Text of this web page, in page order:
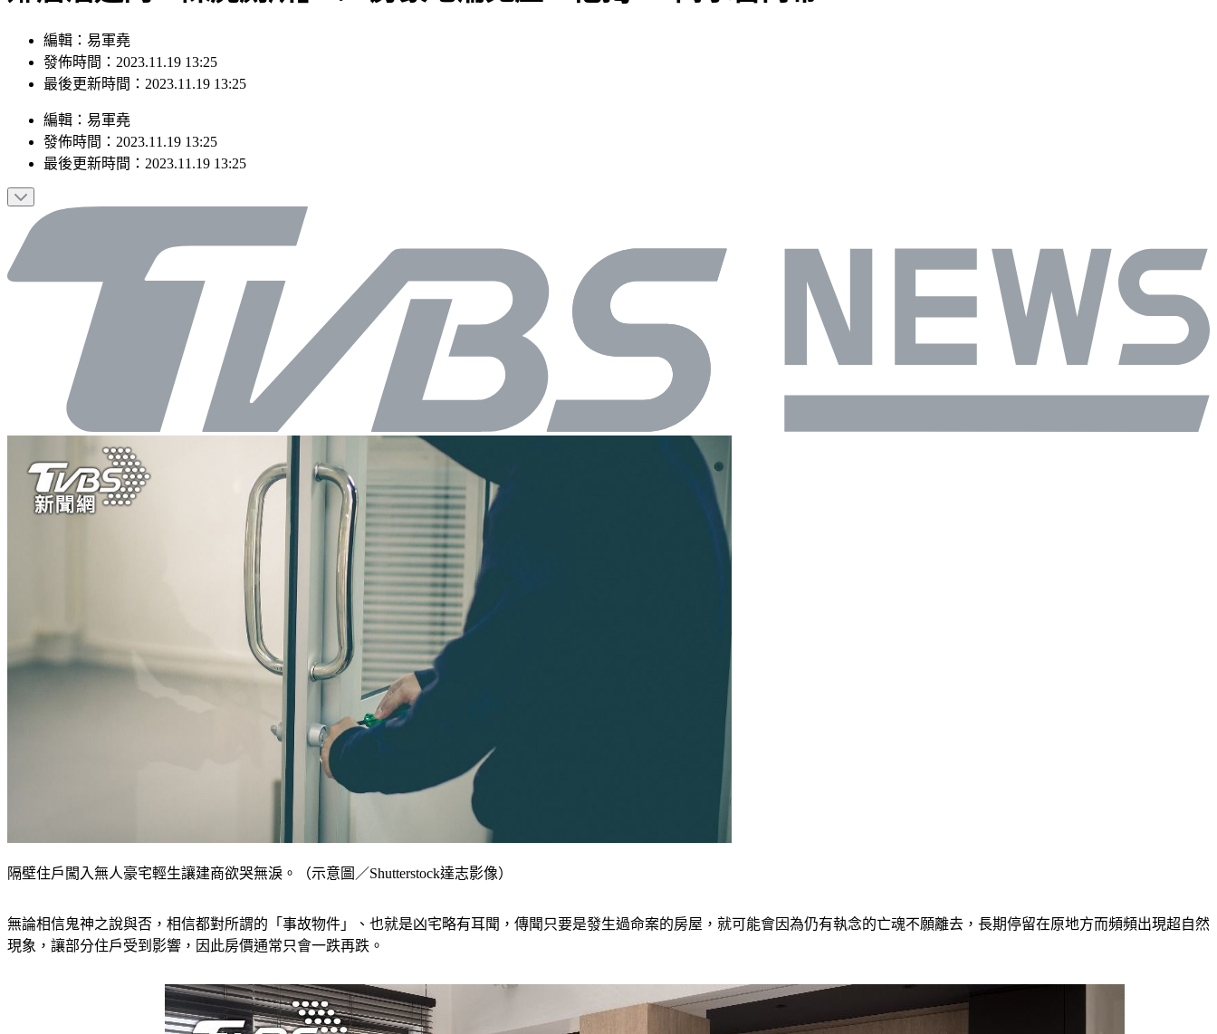
編輯：易軍堯
發佈時間：2023.11.19 13:25
最後更新時間：2023.11.19 13:25
編輯 ： 易軍堯
發佈時間： 2023.11.19 13:25
最後更新時間： 2023.11.19 13:25
隔壁住戶闖入無人豪宅輕生讓建商欲哭無淚。（示意圖／Shutterstock達志影像）
無論相信鬼神之說與否，相信都對所謂的「事故物件」、也就是凶宅略有耳聞，傳聞只要是發生過命案的房屋，就可能會因為仍有執念的亡魂不願離去，長期停留在原地方而頻頻出現超自然
現象，讓部分住戶受到影響，因此房價通常只會一跌再跌。